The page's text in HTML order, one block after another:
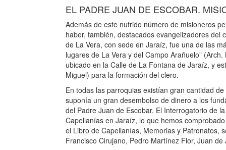
EL PADRE JUAN DE ESCOBAR.
Además de este nutrido número de misioneros
haber, también, destacados evangelizadores
de La Vera, con sede en Jaraíz, fue una de las
lugares de La Vera y del Campo Arañuelo”
ubicado en la Calle de La Fontana de Jaraíz, y
Miguel) para la formación del clero.
En todas las parroquias existían gran cantidad
suponía un gran desembolso de dinero a los
del Padre Juan de Escobar. El Interrogatorio de
Capellanías en Jaraíz, lo que hemos
el Libro de Capellanías, Memorias y Patronatos,
Francisco Cirujano, Pedro Martínez Flor, Juan